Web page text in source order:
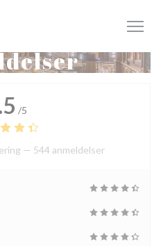
/5
— 544 anmeldelser